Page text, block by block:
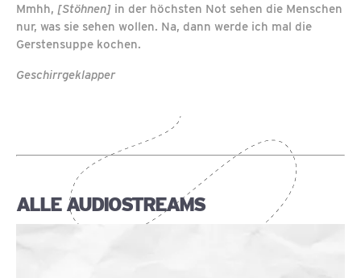
Mmhh, [Stöhnen] in der höchsten Not sehen die Menschen
nur, was sie sehen wollen. Na, dann werde ich mal die
Gerstensuppe kochen.
Geschirrgeklapper
ALLE AUDIOSTREAMS